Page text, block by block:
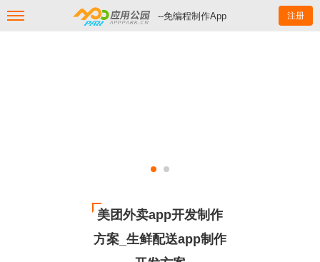
--免编程制作App 注册
美团外卖app开发制作
方案_生鲜配送app制作